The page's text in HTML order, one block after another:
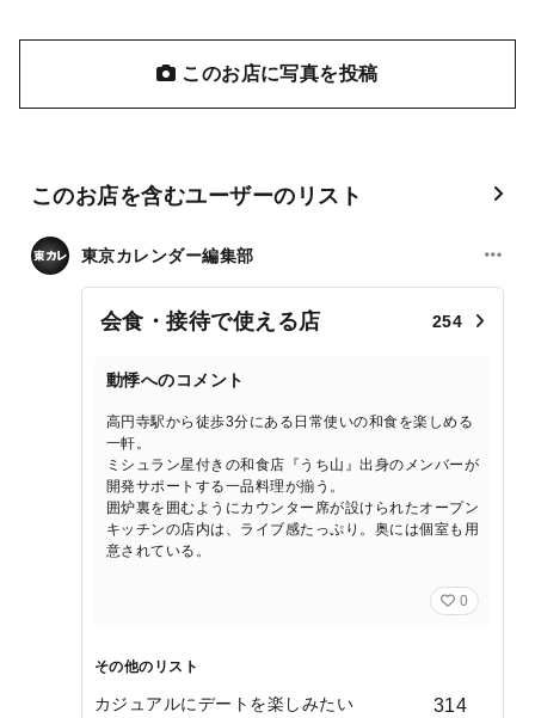
このお店に写真を投稿
このお店を含むユーザーのリスト
東京カレンダー編集部
会食・接待で使える店 254
動悸へのコメント
高円寺駅から徒歩3分にある日常使いの和食を楽しめる
一軒。
ミシュラン星付きの和食店『うち山』出身のメンバーが
開発サポートする一品料理が揃う。
囲炉裏を囲むようにカウンター席が設けられたオープン
キッチンの店内は、ライブ感たっぷり。奥には個室も用
意されている。
0
その他のリスト
カジュアルにデートを楽しみたい 314